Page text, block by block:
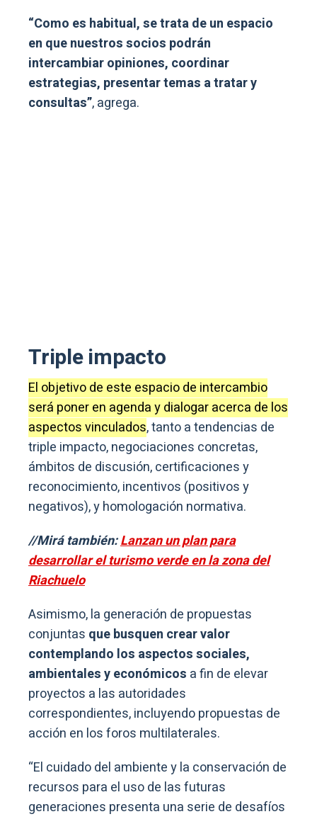
“Como es habitual, se trata de un espacio
en que nuestros socios podrán
intercambiar opiniones, coordinar
estrategias, presentar temas a tratar y
consultas”, agrega.
Triple impacto
El objetivo de este espacio de intercambio
será poner en agenda y dialogar acerca de los
aspectos vinculados, tanto a tendencias de
triple impacto, negociaciones concretas,
ámbitos de discusión, certificaciones y
reconocimiento, incentivos (positivos y
negativos), y homologación normativa.
//Mirá también:Lanzan un plan para
desarrollar el turismo verde en la zona del
Riachuelo
Asimismo, la generación de propuestas
conjuntas que busquen crear valor
contemplando los aspectos sociales,
ambientales y económicos a fin de elevar
proyectos a las autoridades
correspondientes, incluyendo propuestas de
acción en los foros multilaterales.
“El cuidado del ambiente y la conservación de
recursos para el uso de las futuras
generaciones presenta una serie de desafíos